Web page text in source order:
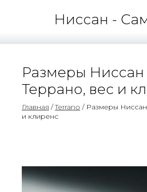
Ниссан -
Размеры Ниссан
Террано, вес и
Главная /Terrano / Размеры
и клиренс